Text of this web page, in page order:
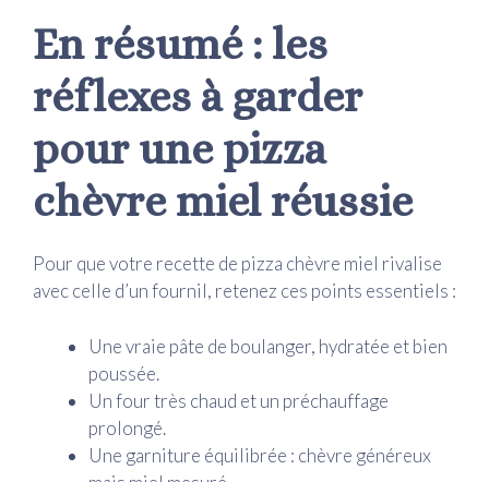
En résumé : les
réflexes à garder
pour une pizza
chèvre miel réussie
Pour que votre recette de pizza chèvre miel rivalise
avec celle d’un fournil, retenez ces points essentiels :
Une vraie pâte de boulanger, hydratée et bien
poussée.
Un four très chaud et un préchauffage
prolongé.
Une garniture équilibrée : chèvre généreux